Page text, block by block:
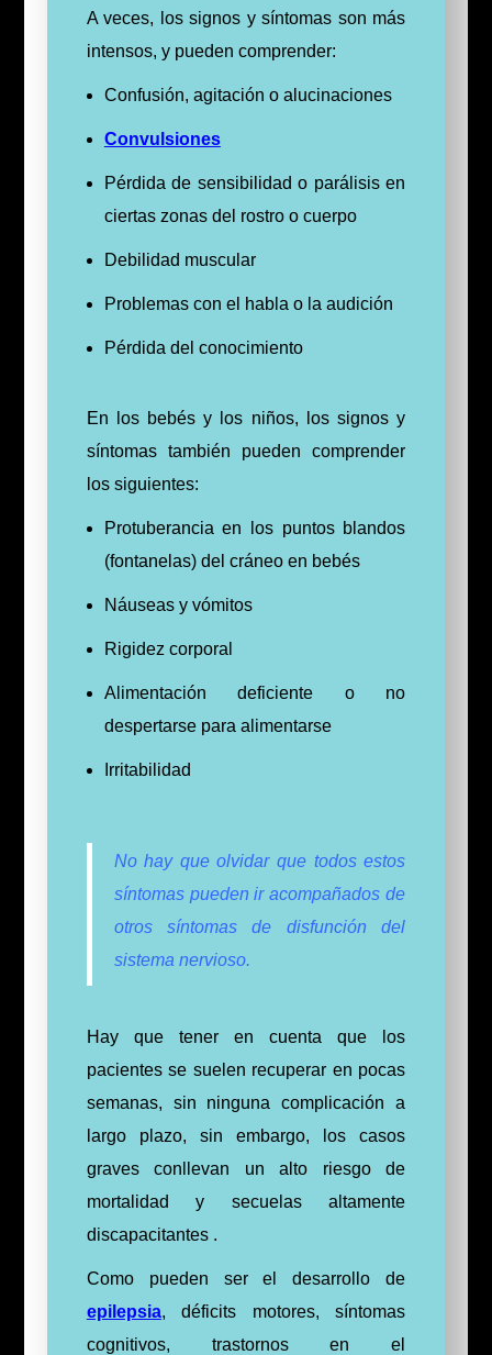
A veces, los signos y síntomas son más
intensos, y pueden comprender:
Confusión, agitación o alucinaciones
Convulsiones
Pérdida de sensibilidad o parálisis en
ciertas zonas del rostro o cuerpo
Debilidad muscular
Problemas con el habla o la audición
Pérdida del conocimiento
En los bebés y los niños, los signos y
síntomas también pueden comprender
los siguientes:
Protuberancia en los puntos blandos
(fontanelas) del cráneo en bebés
Náuseas y vómitos
Rigidez corporal
Alimentación deficiente o no
despertarse para alimentarse
Irritabilidad
No hay que olvidar que todos estos
síntomas pueden ir acompañados de
otros síntomas de disfunción del
sistema nervioso.
Hay que tener en cuenta que los
pacientes se suelen recuperar en pocas
semanas, sin ninguna complicación a
largo plazo, sin embargo, los casos
graves conllevan un alto riesgo de
mortalidad y secuelas altamente
discapacitantes .
Como pueden ser el desarrollo de
epilepsia, déficits motores, síntomas
cognitivos, trastornos en el